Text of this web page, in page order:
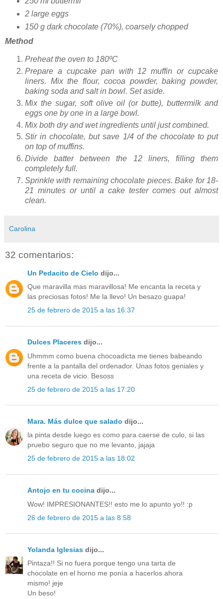
2 large eggs
150 g dark chocolate (70%), coarsely chopped
Method
Preheat the oven to 180ºC
Prepare a cupcake pan with 12 muffin or cupcake
liners. Mix the flour, cocoa powder, baking powder,
baking soda and salt in bowl. Set aside.
Mix the sugar, soft olive oil (or butte), buttermilk and
eggs one by one in a large bowl.
Mix both dry and wet ingredients until just combined.
Stir in chocolate, but save 1/4 of the chocolate to put
on top of muffins.
Divide batter between the 12 liners, filling them
completely full.
Sprinkle with remaining chocolate pieces. Bake for 18-
21 minutes or until a cake tester comes out almost
clean.
Carolina
32 comentarios:
Un Pedacito de Cielo dijo...
Que maravilla mas maravillosa! Me encanta la receta y
las preciosas fotos! Me la llevo! Un besazo guapa!
25 de febrero de 2015 a las 16:37
Dulces Placeres dijo...
Uhmmm como buena chocoadicta me tienes babeando
frente a la pantalla del ordenador. Unas fotos geniales y
una receta de vicio. Besoss
25 de febrero de 2015 a las 17:20
Mara. Más dulce que salado dijo...
la pinta desde luego es como para caerse de culo, si las
pruebo seguro que no me levanto, jajaja
25 de febrero de 2015 a las 18:02
Antojo en tu cocina dijo...
Wow! IMPRESIONANTES!! esto me lo apunto yo!! :p
26 de febrero de 2015 a las 8:58
Yolanda Iglesias dijo...
Pintaza!! Si no fuera porque tengo una tarta de
chocolate en el horno me ponía a hacerlos ahora
mismo! jeje
Un beso!